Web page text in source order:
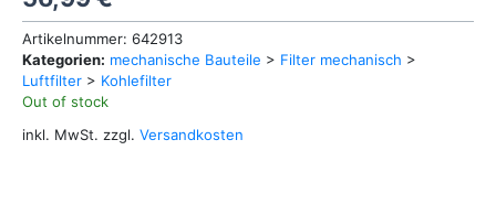
Artikelnummer: 642913
Kategorien: mechanische Bauteile > Filter mechanisch >
Luftfilter > Kohlefilter
Out of stock
inkl. MwSt. zzgl. Versandkosten